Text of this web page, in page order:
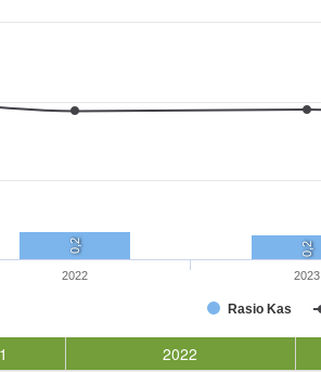
0,2 0,2
Rasio Kas
2022 2023
2022